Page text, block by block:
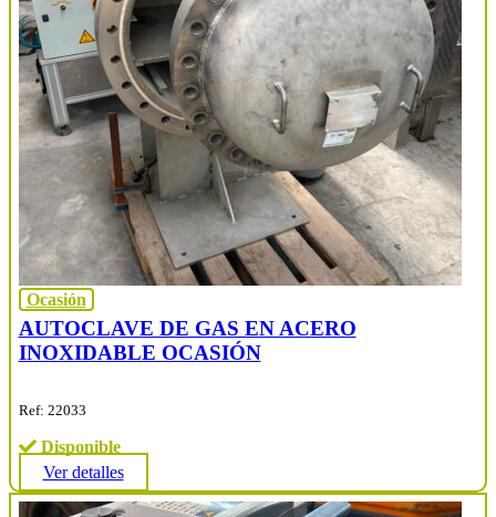
Ocasión
AUTOCLAVE DE GAS EN ACERO
INOXIDABLE OCASIÓN
Ref: 22033
Disponible
Ver detalles